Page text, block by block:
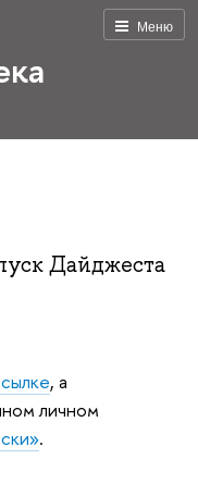
Меню
Дайджеста
, а
личном
.